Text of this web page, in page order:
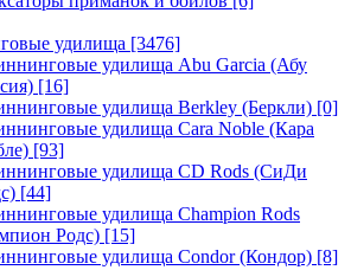
удилища [3476]
удилища Abu Garcia (Абу
[16]
удилища Berkley (Беркли) [0]
удилища Cara Noble (Кара
[93]
удилища CD Rods (СиДи
[44]
удилища Champion Rods
Родс) [15]
удилища Condor (Кондор) [8]